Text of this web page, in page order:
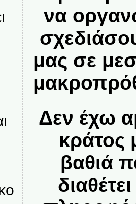
να
μας σε
Δεν έχω
κράτος
βαθιά